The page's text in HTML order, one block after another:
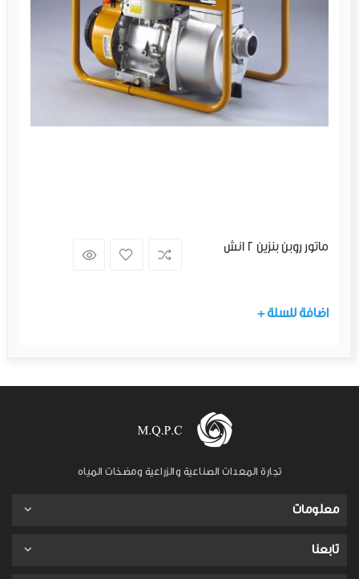
ماتور روبن بنزين 2 انش
+ اضافة للسلة
تجارة المعدات الصناعية والزراعية ومضخات المياه
معلومات
تابعنا